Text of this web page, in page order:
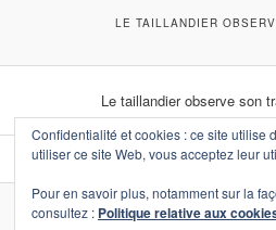
LE TAILLANDIER
Le taillandier observe son
Fièrement propulsé
Confidentialité et cookies : ce site utilise
utiliser ce site Web, vous acceptez leur
Pour en savoir plus, notamment sur la
consultez : Politique relative aux